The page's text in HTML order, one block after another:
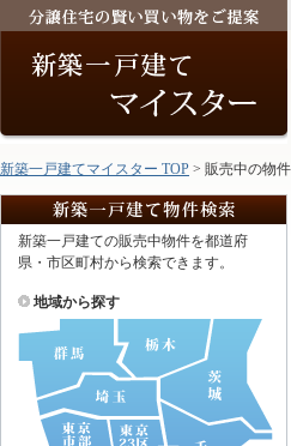
新築一戸建てマイスター TOP > 販売中の物
新築一戸建ての販売中物件を都道府
県・市区町村から検索できます。
地域から探す